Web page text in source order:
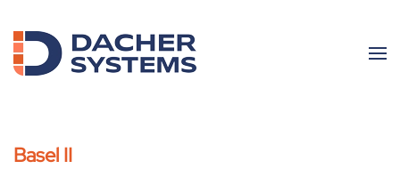
Skip to main content
Basel II